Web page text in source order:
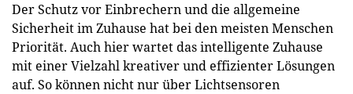
Der Schutz vor Einbrechern und die allgemeine
Sicherheit im Zuhause hat bei den meisten Menschen
Priorität. Auch hier wartet das intelligente Zuhause
mit einer Vielzahl kreativer und effizienter Lösungen
auf. So können nicht nur über Lichtsensoren